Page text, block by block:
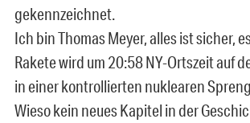
gekennzeichnet.
Ich bin Thomas Meyer, alles ist sicher,
Rakete wird um 20:58 NY-Ortszeit auf
in einer kontrollierten nuklearen
Wieso kein neues Kapitel in der